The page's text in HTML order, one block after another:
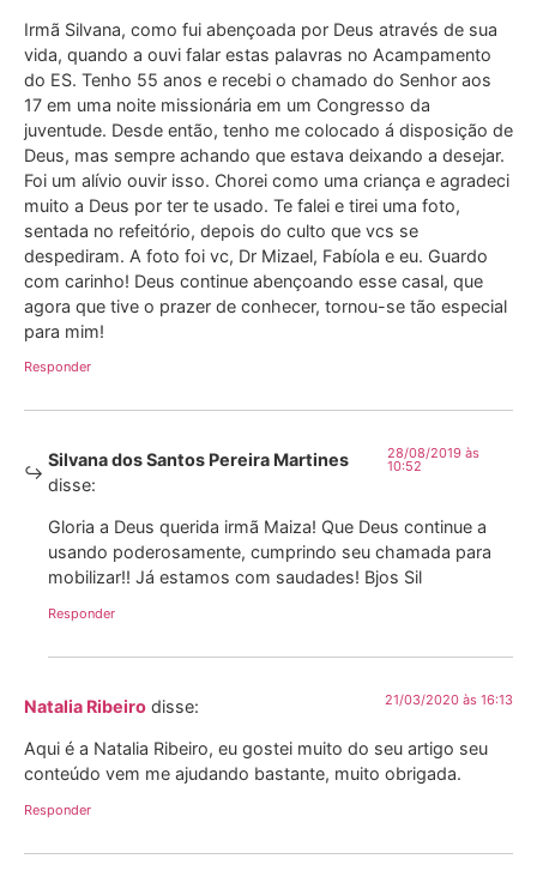
Irmã Silvana, como fui abençoada por Deus através de sua
vida, quando a ouvi falar estas palavras no Acampamento
do ES. Tenho 55 anos e recebi o chamado do Senhor aos
17 em uma noite missionária em um Congresso da
juventude. Desde então, tenho me colocado á disposição de
Deus, mas sempre achando que estava deixando a desejar.
Foi um alívio ouvir isso. Chorei como uma criança e agradeci
muito a Deus por ter te usado. Te falei e tirei uma foto,
sentada no refeitório, depois do culto que vcs se
despediram. A foto foi vc, Dr Mizael, Fabíola e eu. Guardo
com carinho! Deus continue abençoando esse casal, que
agora que tive o prazer de conhecer, tornou-se tão especial
para mim!
Responder
Silvana dos Santos Pereira Martines
disse:
28/08/2019 às
10:52
Gloria a Deus querida irmã Maiza! Que Deus continue a
usando poderosamente, cumprindo seu chamada para
mobilizar!! Já estamos com saudades! Bjos Sil
Responder
Natalia Ribeiro disse: 21/03/2020 às 16:13
Aqui é a Natalia Ribeiro, eu gostei muito do seu artigo seu
conteúdo vem me ajudando bastante, muito obrigada.
Responder